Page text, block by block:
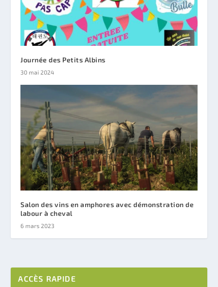
Journée des Petits Albins
30 mai 2024
Salon des vins en amphores avec démonstration de
labour à cheval
6 mars 2023
ACCÈS RAPIDE